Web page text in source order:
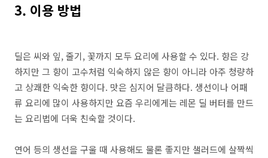
3. 이용 방법
딜은 씨와 잎, 줄기, 꽃까지 모두 요리에 사용할 수 있다. 향은 강
하지만 그 향이 고수처럼 익숙하지 않은 향이 아니라 아주 청량하
고 상쾌한 익숙한 향이다. 맛은 심지어 달큼하다. 생선이나 어패
류 요리에 많이 사용하지만 요즘 우리에게는 레몬 딜 버터를 만드
는 요리법에 더욱 친숙할 것이다.
연어 등의 생선을 구울 때 사용해도 물론 좋지만 샐러드에 살짝씩